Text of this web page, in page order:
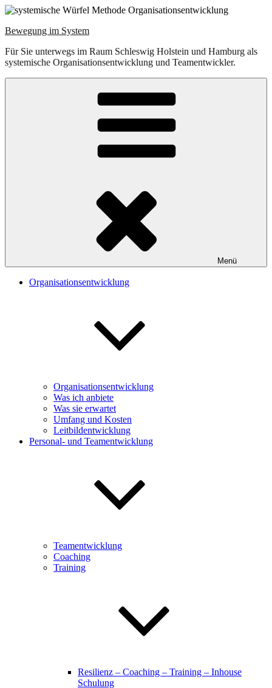
Zum
springen
Bewegung im System
Für Sie unterwegs im Raum Schleswig Holstein und Hamburg als
systemische Organisationsentwicklung und Teamentwickler.
Menü
Organisationsentwicklung
Organisationsentwicklung
Was ich anbiete
Was sie erwartet
Umfang und Kosten
Leitbildentwicklung
Personal- und Teamentwicklung
Teamentwicklung
Coaching
Training
Resilienz – Coaching – Training – Inhouse
Schulung